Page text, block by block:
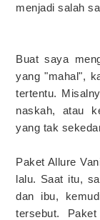
menjadi salah
Buat saya
yang "mahal",
tertentu.
naskah, atau
yang tak
Paket Allure
lalu. Saat itu,
dan ibu,
tersebut.